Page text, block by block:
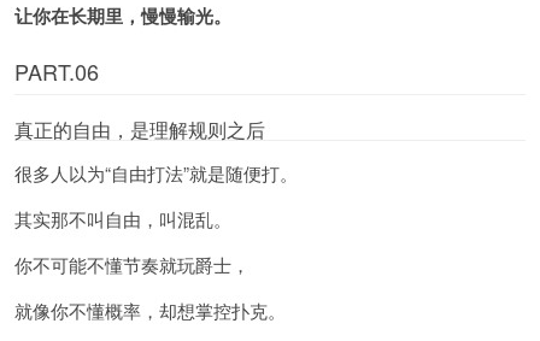
让你在长期里，慢慢输光。
PART.06
真正的自由，是理解规则之后
很多人以为“自由打法”就是随便打。
其实那不叫自由，叫混乱。
你不可能不懂节奏就玩爵士，
就像你不懂概率，却想掌控扑克。